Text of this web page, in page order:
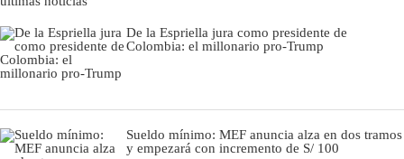
De la Espriella jura como presidente de
Colombia: el millonario pro-Trump
Sueldo mínimo: MEF anuncia alza en dos tramos
y empezará con incremento de S/ 100